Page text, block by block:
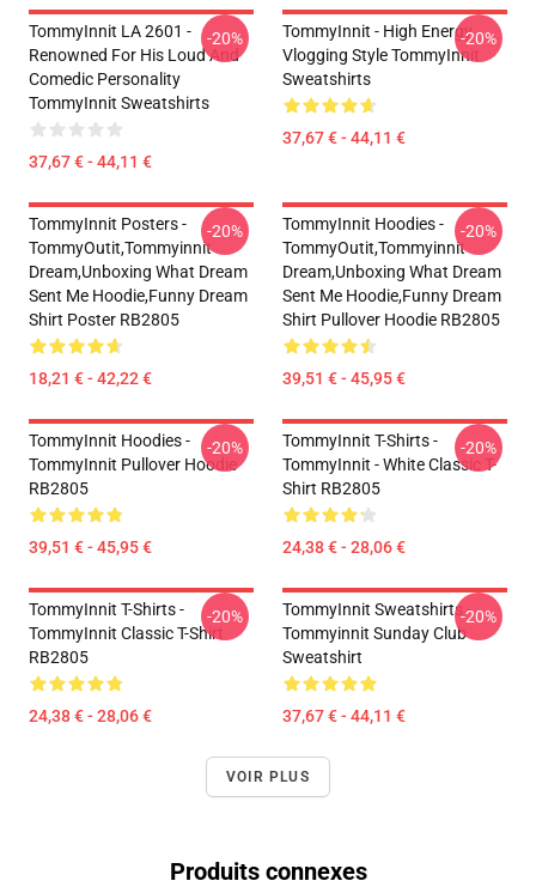
TommyInnit LA 2601 -
Renowned For His Loud And
Comedic Personality
TommyInnit Sweatshirts
37,67 € - 44,11 €
-20%
TommyInnit - High Energy
Vlogging Style TommyInnit
Sweatshirts
37,67 € - 44,11 €
-20%
TommyInnit Posters -
TommyOutit,Tommyinnit
Dream,Unboxing What Dream
Sent Me Hoodie,funny Dream
Shirt Poster RB2805
18,21 € - 42,22 €
-20%
TommyInnit Hoodies -
TommyOutit,Tommyinnit
Dream,Unboxing What Dream
Sent Me Hoodie,funny Dream
Shirt Pullover Hoodie RB2805
39,51 € - 45,95 €
-20%
TommyInnit Hoodies -
TommyInnit Pullover Hoodie
RB2805
39,51 € - 45,95 €
-20%
TommyInnit T-Shirts -
TommyInnit - White Classic T-
Shirt RB2805
24,38 € - 28,06 €
-20%
TommyInnit T-Shirts -
TommyInnit Classic T-Shirt
RB2805
24,38 € - 28,06 €
-20%
TommyInnit Sweatshirts -
Tommyinnit Sunday Club
Sweatshirt
37,67 € - 44,11 €
-20%
VOIR PLUS
Produits connexes